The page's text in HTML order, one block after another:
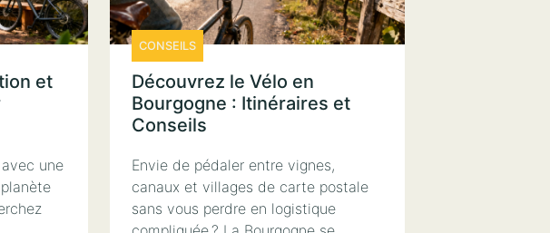
et
une
CONSEILS
Découvrez le Vélo en
Bourgogne : Itinéraires et
Conseils
Envie de pédaler entre vignes,
canaux et villages de carte postale
sans vous perdre en logistique